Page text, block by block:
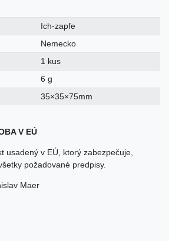
Ich-zapfe
Nemecko
1 kus
6 g
35×35×75mm
V EÚ
usadený v EÚ, ktorý zabezpečuje,
požadované predpisy.
Maer